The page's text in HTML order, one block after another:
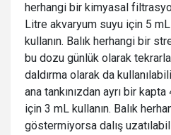
herhangi bir kimyasal
Litre akvaryum suyu için 5
kullanın. Balık herhangi bir
bu dozu günlük olarak
daldırma olarak da
ana tankınızdan ayrı bir
için 3 mL kullanın. Balık
göstermiyorsa dalış